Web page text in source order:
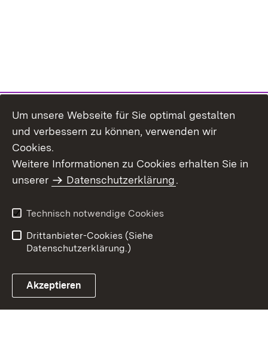
Benutzungshinweise
Erklärung zur
Um unsere Webseite für Sie optimal gestalten
und verbessern zu können, verwenden wir
Cookies.
Weitere Informationen zu Cookies erhalten Sie in
unserer
Datenschutzerklärung.
Technisch notwendige Cookies
Drittanbieter-Cookies (Siehe
Datenschutzerklärung.)
Akzeptieren